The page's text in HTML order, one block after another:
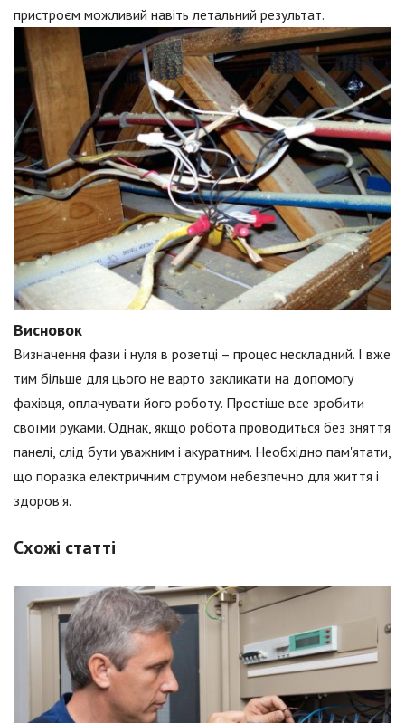
пристроєм можливий навіть летальний результат.
Висновок
Визначення фази і нуля в розетці – процес нескладний. І вже
тим більше для цього не варто закликати на допомогу
фахівця, оплачувати його роботу. Простіше все зробити
своїми руками. Однак, якщо робота проводиться без зняття
панелі, слід бути уважним і акуратним. Необхідно пам'ятати,
що поразка електричним струмом небезпечно для життя і
здоров'я.
Схожі статті